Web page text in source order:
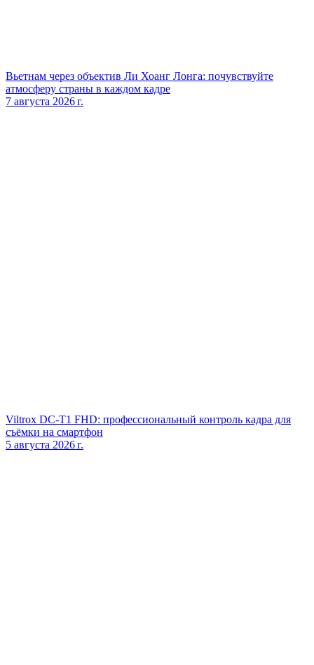
Вьетнам через объектив Ли Хоанг Лонга: почувствуйте
атмосферу страны в каждом кадре
7 августа 2026 г.
Viltrox DC‑T1 FHD: профессиональный контроль кадра для
съёмки на смартфон
5 августа 2026 г.